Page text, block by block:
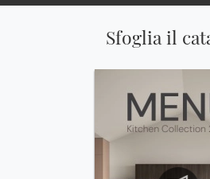
Sfoglia il